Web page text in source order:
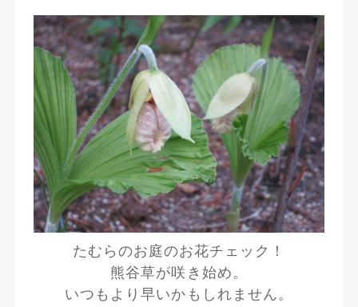
たむらのお庭のお花チェック！
熊谷草が咲き始め。
いつもより早いかもしれません。